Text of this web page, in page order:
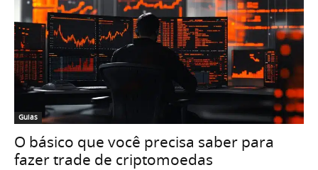
Guias
O básico que você precisa saber para
fazer trade de criptomoedas